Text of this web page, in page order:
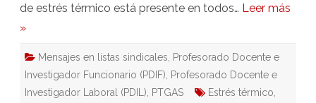
de estrés térmico está presente en todos… Leer más
»
Mensajes en listas sindicales
Profesorado Docente e
Investigador Funcionario (PDIF)
Profesorado Docente e
Investigador Laboral (PDIL)
PTGAS Estrés térmico